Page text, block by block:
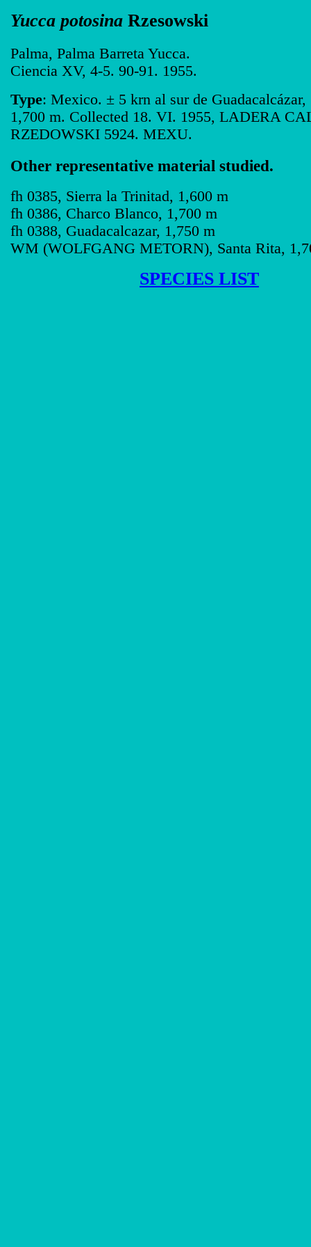
Yucca potosina Rzesowski
Palma, Palma Barreta Yucca.
Ciencia XV, 4-5. 90-91. 1955.
Type: Mexico. ± 5 krn al sur de
1,700 m. Collected 18. VI. 1955, LADERA
RZEDOWSKI 5924. MEXU.
Other representative material studied.
fh 0385, Sierra la Trinitad, 1,600 m
fh 0386, Charco Blanco, 1,700 m
fh 0388, Guadacalcazar, 1,750 m
WM (WOLFGANG METORN), Santa Rita,
SPECIES LIST